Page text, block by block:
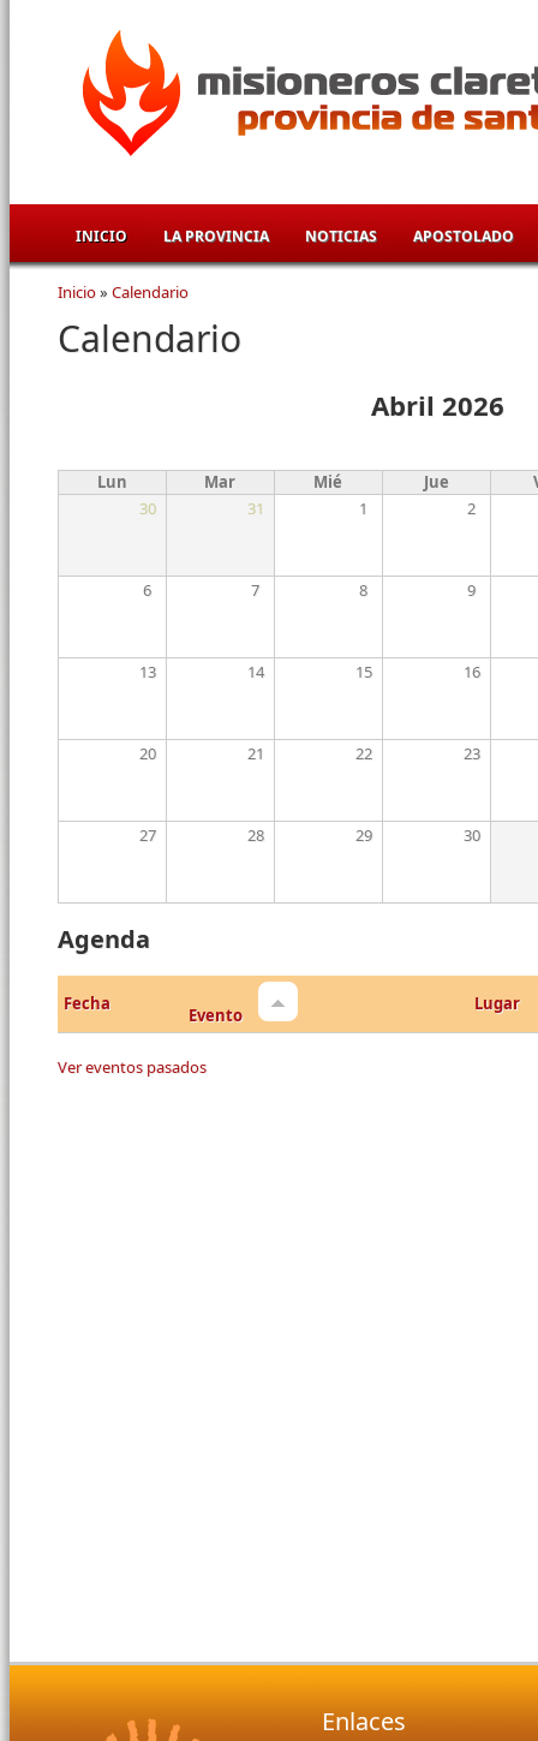
INICIO LA PROVINCIA NOTICIAS APOSTOLADO
Se encuentra usted aquí
Inicio» Calendario
Calendario
Abril 2026
Lun Mar Mié Jue
30
31 1 2
6 7 8 9
13 14 15 16
20 21 22 23
27 28 29 30
Agenda
Fecha
Evento
Lugar
Ver eventos pasados
Enlaces